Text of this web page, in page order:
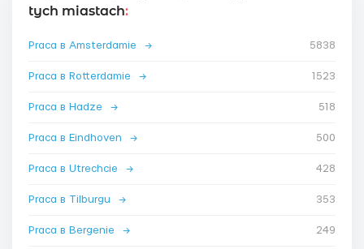
tych miastach:
Praca в Amsterdamie → 5838
Praca в Rotterdamie → 1523
Praca в Hadze → 518
Praca в Eindhoven → 500
Praca в Utrechcie → 428
Praca в Tilburgu → 353
Praca в Bergenie → 249